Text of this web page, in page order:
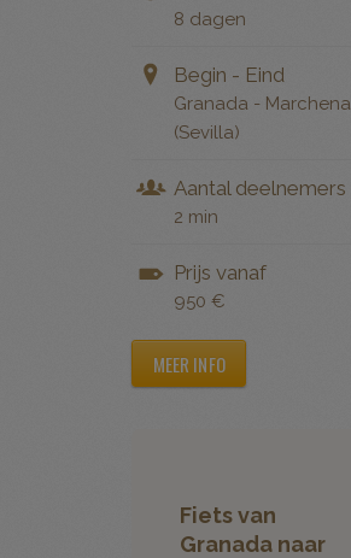
8 dagen
Begin - Eind
Granada - Marchena
(Sevilla)
Aantal deelnemers
2 min
Prijs vanaf
950 €
MEER INFO
Fiets van
Granada naar